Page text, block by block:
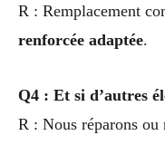
R : Remplacement
renforcée adaptée.
Q4 : Et si d’autres
R : Nous réparons ou